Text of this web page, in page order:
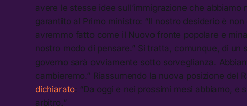
avere le stesse idee sull’immigrazione che abbiamo
garantito al Primo ministro: “Il nostro desiderio è
avremmo fatto come il Nuovo fronte popolare e
nostro modo di pensare.” Si tratta, comunque, di un
governo sarà ovviamente sotto sorveglianza.
cambieremo.” Riassumendo la nuova posizione del
dichiarato: “Da oggi e nei prossimi mesi abbiamo, e
arbitro.”